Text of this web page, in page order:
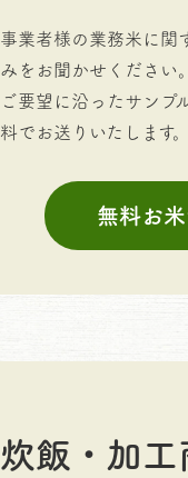
事業者様の業務米に関
みをお聞かせください。
ご要望に沿ったサンプ
料でお送りいたします。
無料お
炊飯・加工